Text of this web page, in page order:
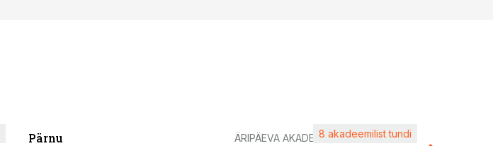
Pärnu
ÄRIPÄEVA AKADEEMIA8 akadeemilist tundi